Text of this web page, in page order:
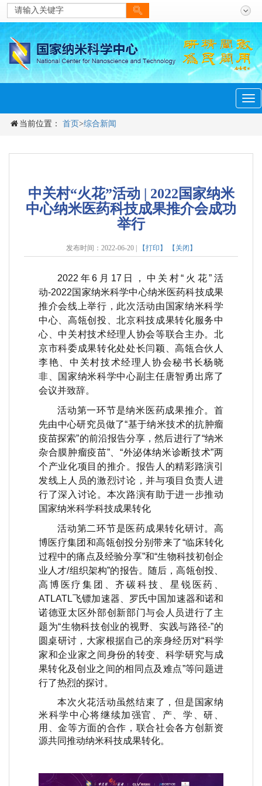
当前位置： 首页>综合新闻
中关村“火花”活动 | 2022国家纳米
中心纳米医药科技成果推介会成功
举行
发布时间：2022-06-20 | 【打印】 【关闭】
2022 年6 月 17 日，中关村“火花”活
动-2022国家纳米科学中心纳米医药科技成果
推介会线上举行，此次活动由国家纳米科学
中心、高瓴创投、北京科技成果转化服务中
心、中关村技术经理人协会等联合主办。北
京市科委成果转化处处长闫颖、高瓴合伙人
李艳、中关村技术经理人协会秘书长杨晓
非、国家纳米科学中心副主任唐智勇出席了
会议并致辞。
活动第一环节是纳米医药成果推介。首
先由中心研究员做了“基于纳米技术的抗肿瘤
疫苗探索”的前沿报告分享，然后进行了“纳米
杂合膜肿瘤疫苗”、“外泌体纳米诊断技术”两
个产业化项目的推介。报告人的精彩路演引
发线上人员的激烈讨论，并与项目负责人进
行了深入讨论。本次路演有助于进一步推动
国家纳米科学科技成果转化
活动第二环节是医药成果转化研讨。高
博医疗集团和高瓴创投分别带来了“临床转化
过程中的痛点及经验分享”和“生物科技初创企
业人才/组织架构”的报告。随后，高瓴创投、
高博医疗集团、齐碳科技、星锐医药、
ATLATL飞镖加速器、罗氏中国加速器和诺和
诺德亚太区外部创新部门与会人员进行了主
题为“生物科技创业的视野、实践与路径-”的
圆桌研讨，大家根据自己的亲身经历对“科学
家和企业家之间身份的转变、科学研究与成
果转化及创业之间的相同点及难点”等问题进
行了热烈的探讨。
本次火花活动虽然结束了，但是国家纳
米科学中心将继续加强官、产、学、研、
用、金等方面的合作，联合社会各方创新资
源共同推动纳米科技成果转化。